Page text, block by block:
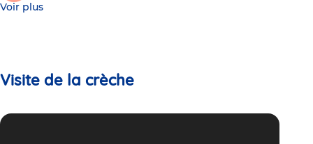
Voir plus
Visite de la crèche